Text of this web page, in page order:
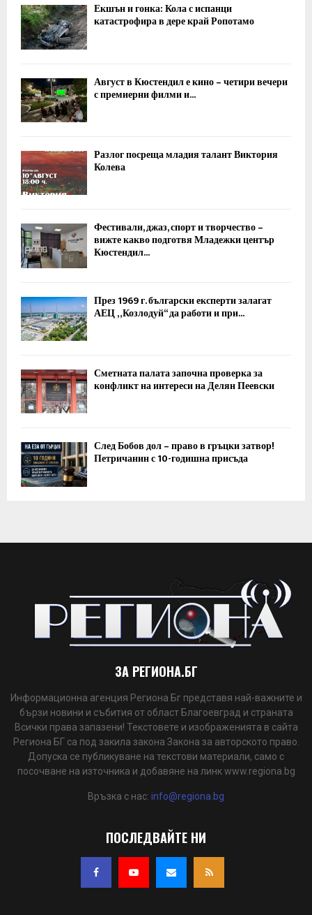
Екшън и гонка: Кола с испанци
катастрофира в дере край Ропотамо
Август в Кюстендил е кино – четири вечери
с премиерни филми и...
Разлог посреща младия талант Виктория
Колева
Фестивали, джаз, спорт и творчество –
вижте какво подготвя Младежки център
Кюстендил...
През 1969 г. български експерти залагат
АЕЦ „Козлодуй“ да работи и при...
Сметната палата започна проверка за
конфликт на интереси на Делян Пеевски
След Бобов дол – право в гръцки затвор!
Петричанин с 10-годишна присъда
ЗА РЕГИОНА.БГ
Информационна агенция Региона Бг представя най-важните и
бързи новини и събития от област Благоевград и страната
Всички права запазени! Текстовете и изображенията в сайта
Региона БГ са под закила закона Закона за авторското право.
Допуска се публикуване на текстови материали, само с
посочване на източника и добавяне на линк www.regiona.bg
Връзка с нас: info@regiona.bg
ПОСЛЕДВАЙТЕ НИ